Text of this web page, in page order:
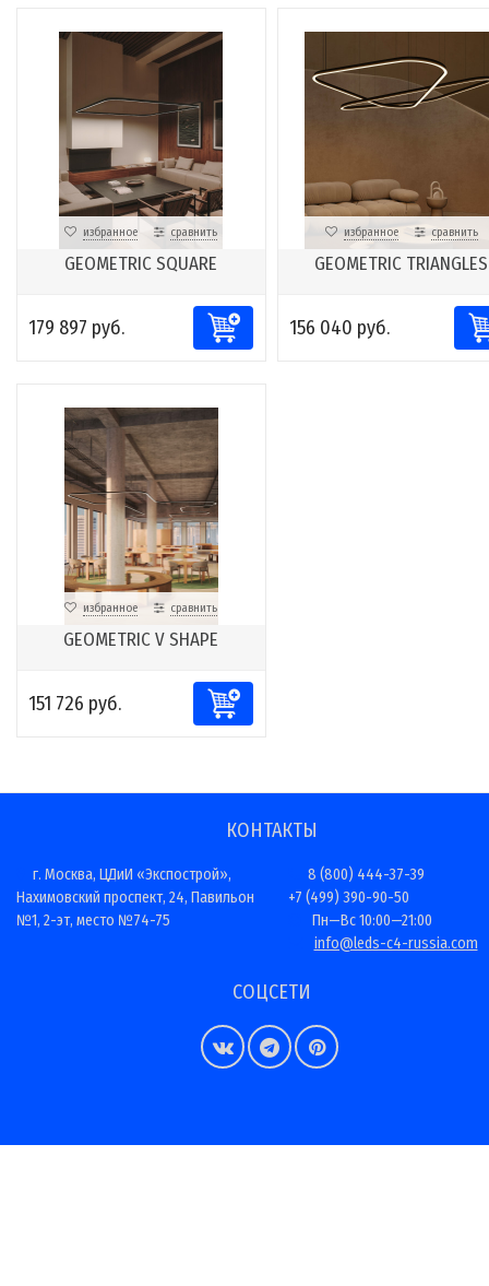
избранное сравнить
GEOMETRIC SQUARE
179 897 руб.
избранное сравнить
GEOMETRIC TRIANGLES
156 040 руб.
избранное сравнить
GEOMETRIC V SHAPE
151 726 руб.
КОНТАКТЫ
г. Москва, ЦДиИ «Экспострой»,
Нахимовский проспект, 24, Павильон
№1, 2-эт, место №74-75
8 (800) 444-37-39
+7 (499) 390-90-50
Пн—Вс 10:00—21:00
info@leds-c4-russia.com
СОЦСЕТИ